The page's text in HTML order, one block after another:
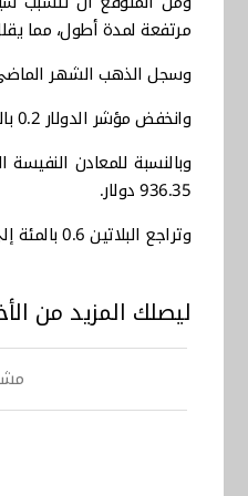
مرتفعة لمدة أطول، مما
وسجل الذهب الشهر الماضي أعلى مستوى منذ 12 كانون
وانخفض مؤشر الدولار 0.2 بالمئة. ومن شأن تراجع الدولار جعل الذهب أقل تكلفة بالنسبة للمشترين حائزي العملات الأخرى.
936.35 دولار.
وتراجع البلاتين 0.6 بالمئة إلى 942.25 دولار.
ليصلك المزيد من